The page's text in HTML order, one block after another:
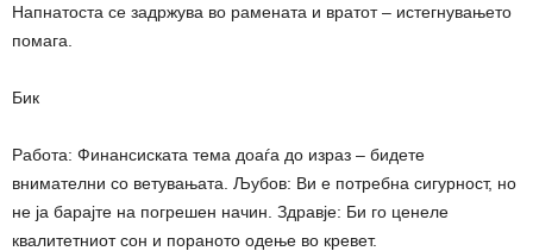
Напнатоста се задржува во рамената и вратот – истегнувањето
помага.
Бик
Работа: Финансиската тема доаѓа до израз – бидете
внимателни со ветувањата. Љубов: Ви е потребна сигурност, но
не ја барајте на погрешен начин. Здравје: Би го ценеле
квалитетниот сон и пораното одење во кревет.